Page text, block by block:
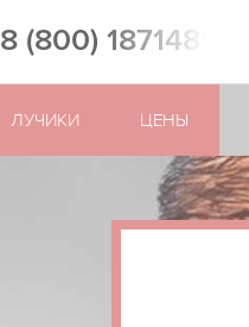
8 (800) 1871481
ЛУЧИКИ ЦЕНЫ